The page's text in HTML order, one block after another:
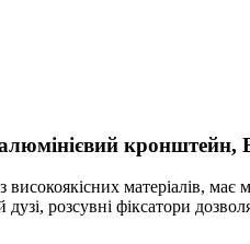
матеріалів, має
розсувні фіксатори